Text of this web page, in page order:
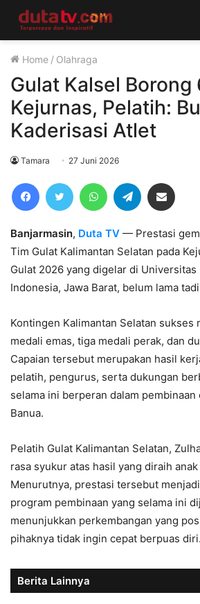
Home / Olahraga
Gulat Kalsel Borong
Kejurnas, Pelatih:
Kaderisasi Atlet
Tamara 27 Juni 2026
FacebookTwitter WhatsAppTelegram
Banjarmasin, Duta TV — Prestasi
Tim Gulat Kalimantan Selatan pada
Gulat 2026 yang digelar di Universitas
Indonesia, Jawa Barat, belum lama
Kontingen Kalimantan Selatan sukses
medali emas, tiga medali perak, dan
Capaian tersebut merupakan hasil
pelatih, pengurus, serta dukungan
selama ini berperan dalam pembinaan
Banua.
Pelatih Gulat Kalimantan Selatan,
rasa syukur atas hasil yang diraih
Menurutnya, prestasi tersebut
program pembinaan yang selama ini
menunjukkan perkembangan yang
pihaknya tidak ingin cepat berpuas diri.
Berita Lainnya